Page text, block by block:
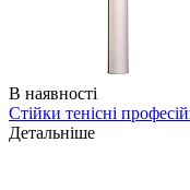
В наявності
Стійки тенісні
Детальніше